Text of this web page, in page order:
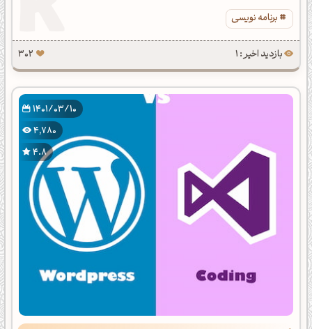
برنامه نویسی
بازدید اخیر : 1 302
1401/03/10
4,780
4.8